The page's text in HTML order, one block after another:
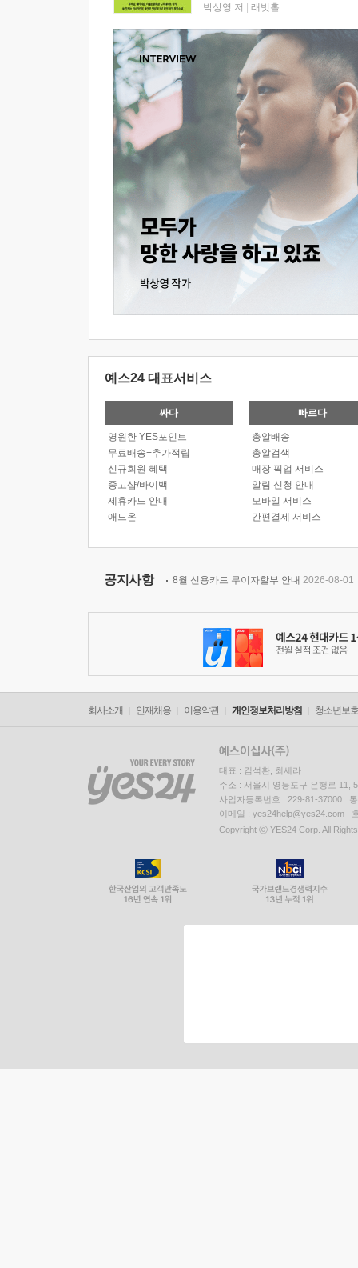
박상영 저 래빗홀
예스24 대표서비스
싸다
영원한 YES포인트
무료배송+추가적립
신규회원 혜택
중고샵/바이백
제휴카드 안내
애드온
빠르다
총알배송
총알검색
매장 픽업 서비스
알림 신청 안내
모바일 서비스
간편결제 서비스
공지사항 8월 신용카드 무이자할부 안내 2026-08-01
회사소개 인재채용 이용약관 개인정보처리방침 청소년보
대표 : 김석환, 최세라
주소 : 서울시 영등포구 은행로 11,
사업자등록번호 : 229-81-37000
이메일 : yes24help@yes24.com
Copyright ⓒ YES24 Corp. All